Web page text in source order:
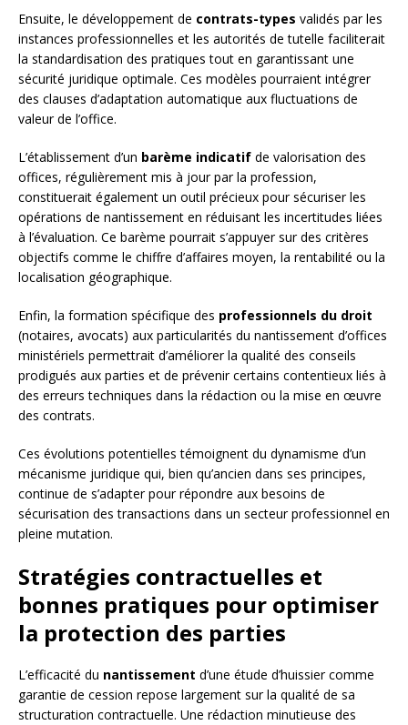
Ensuite, le développement de contrats-types validés par les
instances professionnelles et les autorités de tutelle faciliterait
la standardisation des pratiques tout en garantissant une
sécurité juridique optimale. Ces modèles pourraient intégrer
des clauses d’adaptation automatique aux fluctuations de
valeur de l’office.
L’établissement d’un barème indicatif de valorisation des
offices, régulièrement mis à jour par la profession,
constituerait également un outil précieux pour sécuriser les
opérations de nantissement en réduisant les incertitudes liées
à l’évaluation. Ce barème pourrait s’appuyer sur des critères
objectifs comme le chiffre d’affaires moyen, la rentabilité ou la
localisation géographique.
Enfin, la formation spécifique des professionnels du droit
(notaires, avocats) aux particularités du nantissement d’offices
ministériels permettrait d’améliorer la qualité des conseils
prodigués aux parties et de prévenir certains contentieux liés à
des erreurs techniques dans la rédaction ou la mise en œuvre
des contrats.
Ces évolutions potentielles témoignent du dynamisme d’un
mécanisme juridique qui, bien qu’ancien dans ses principes,
continue de s’adapter pour répondre aux besoins de
sécurisation des transactions dans un secteur professionnel en
pleine mutation.
Stratégies contractuelles et
bonnes pratiques pour optimiser
la protection des parties
L’efficacité du nantissement d’une étude d’huissier comme
garantie de cession repose largement sur la qualité de sa
structuration contractuelle. Une rédaction minutieuse des